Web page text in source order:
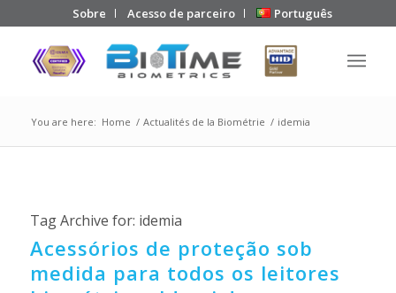
Sobre Acesso de parceiro Português
You are here: Home / Actualités de la Biométrie / idemia
Tag Archive for: idemia
Acessórios de proteção sob
medida para todos os leitores